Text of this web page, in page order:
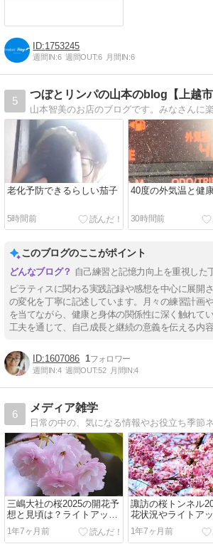
1753245
週間IN:6 週間OUT:6 月間IN:6
5
つぼとリンパの山本のblog【上越市
老化予防できるらしい茄子
5時間前
40度の外気温と健
30時間前
このブログのここがポイント
自己練習と記憶力向上を重視した
ピラティスに関わる実践記録や感想を中心に展開
の変化を丁寧に記述しています。月々の練習計画
を当てながら、健康と身体の関係性に深く触れて
工夫を通じて、自己成長と継続の意義を伝える内容
1607086 1
週間IN:4 週間OUT:52 月間IN:4
6
メディア雑学
日常の中の、気になる情報やお役立ち季節
三嶋大社の桜2025の開花予
想と見頃は？ライトアップ
と口コミも調査
1年7ヶ月前
諏訪の桜トンネル
花状況やライトア
屋台とトイレも調査
1年7ヶ月前